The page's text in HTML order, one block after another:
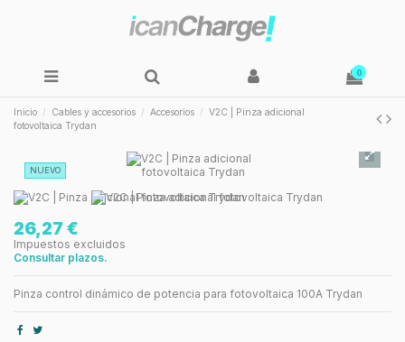
0
Inicio Cables y accesorios Accesorios
V2C | Pinza adicional
fotovoltaica Trydan
NUEVO
26,27 €
Impuestos excluidos
Consultar plazos.
Pinza control dinámico de potencia para fotovoltaica 100A Trydan